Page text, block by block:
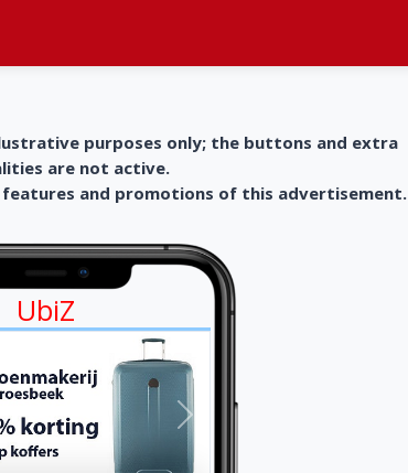
purposes only; the buttons and extra
are not active.
and promotions of this advertisement.
UbiZ